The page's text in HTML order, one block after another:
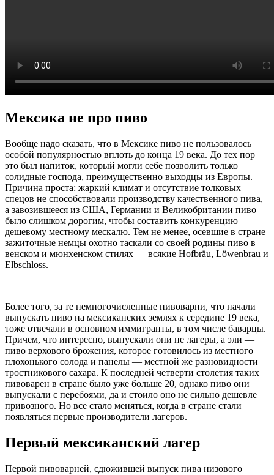
Мексика не про пиво
Вообще надо сказать, что в Мексике пиво не пользовалось
особой популярностью вплоть до конца 19 века. До тех пор
это был напиток, который могли себе позволить только
солидные господа, преимущественно выходцы из Европы.
Причина проста: жаркий климат и отсутствие толковых
спецов не способствовали производству качественного пива,
а завозившееся из США, Германии и Великобритании пиво
было слишком дорогим, чтобы составить конкуренцию
дешевому местному мескалю. Тем не менее, осевшие в стране
зажиточные немцы охотно таскали со своей родины пиво в
венском и мюнхенском стилях — всякие Hofbräu, Löwenbrau и
Elbschloss.
Более того, за те немногочисленные пивоварни, что начали
выпускать пиво на мексиканских землях к середине 19 века,
тоже отвечали в основном иммигранты, в том числе баварцы.
Причем, что интересно, выпускали они не лагеры, а эли —
пиво верхового брожения, которое готовилось из местного
плохонького солода и панелы — местной же разновидности
тростникового сахара. К последней четверти столетия таких
пивоварен в стране было уже больше 20, однако пиво они
выпускали с перебоями, да и стоило оно не сильно дешевле
привозного. Но все стало меняться, когда в стране стали
появляться первые производители лагеров.
Первый мексиканский лагер
Первой пивоварней, сдюжившей выпуск пива низового